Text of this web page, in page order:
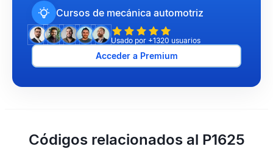
Cursos de mecánica automotriz
Usado por +1320 usuarios
Acceder a Premium
Códigos relacionados al P1625